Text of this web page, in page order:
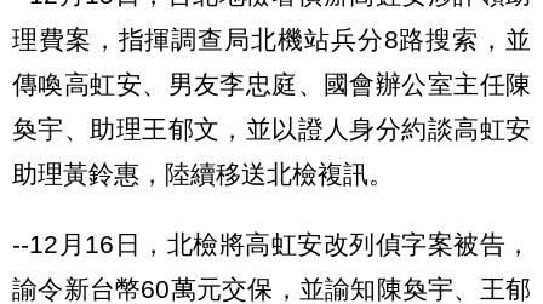
理費案，指揮調查局北機站兵分8路搜索，並
傳喚高虹安、男友李忠庭、國會辦公室主任陳
奐宇、助理王郁文，並以證人身分約談高虹安
助理黃鈴惠，陸續移送北檢複訊。
--12月16日，北檢將高虹安改列偵字案被告，
諭令新台幣60萬元交保，並諭知陳奐宇、王郁